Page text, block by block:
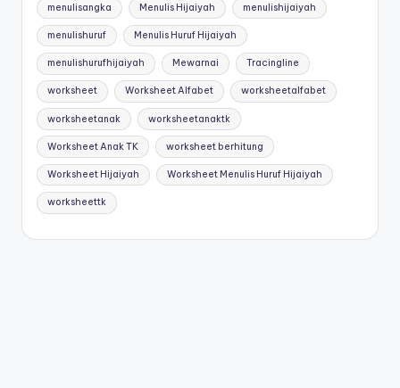
menulisangka Menulis Hijaiyah menulishijaiyah
menulishuruf Menulis Huruf Hijaiyah
menulishurufhijaiyah Mewarnai Tracingline
worksheet Worksheet Alfabet worksheetalfabet
worksheetanak worksheetanaktk
Worksheet Anak TK worksheet berhitung
Worksheet Hijaiyah Worksheet Menulis Huruf Hijaiyah
worksheettk